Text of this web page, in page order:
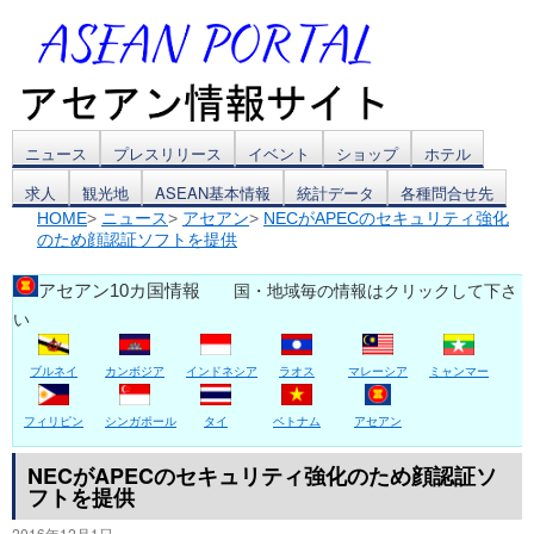
コ
ン
テ
ン
ツ
へ
ス
キ
ッ
ニュース プレスリリース イベント ショップ
ホテル
求人
観光地 ASEAN基本情報 統計データ 各種問合せ先
HOME> ニュース> アセアン> NECがAPECのセキュリティ強化
のため顔認証ソフトを提供
アセアン10カ国情報 国・地域毎の情報はクリックして下さ
い
ブルネイ カンボジア インドネシア ラオス マレーシア ミャンマー
フィリピン シンガポール タイ ベトナム アセアン
NECがAPECのセキュリティ強化のため顔認証ソ
フトを提供